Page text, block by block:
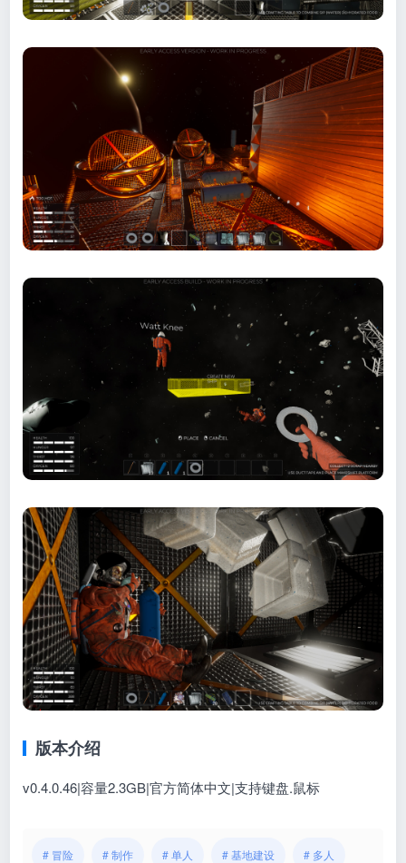
版本介绍
v0.4.0.46|容量2.3GB|官方简体中文|支持键盘.鼠标
# 冒险 # 制作 # 单人 # 基地建设 # 多人